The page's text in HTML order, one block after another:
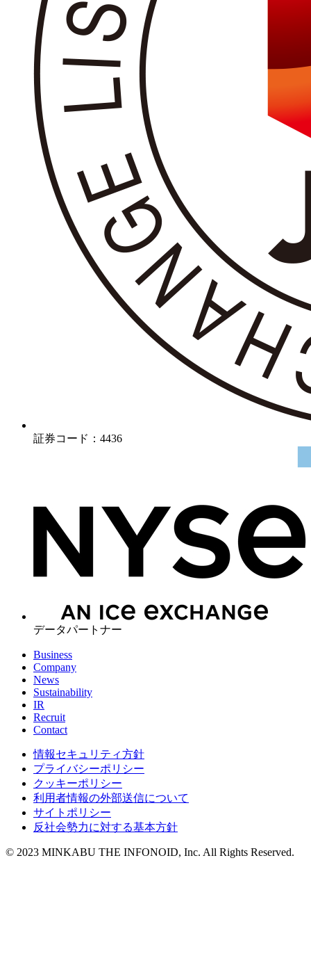
証券コード：4436
データパートナー
Business
Company
News
Sustainability
IR
Recruit
Contact
情報セキュリティ方針
プライバシーポリシー
クッキーポリシー
利用者情報の外部送信について
サイトポリシー
反社会勢力に対する基本方針
© 2023 MINKABU THE INFONOID, Inc. All Rights Reserved.